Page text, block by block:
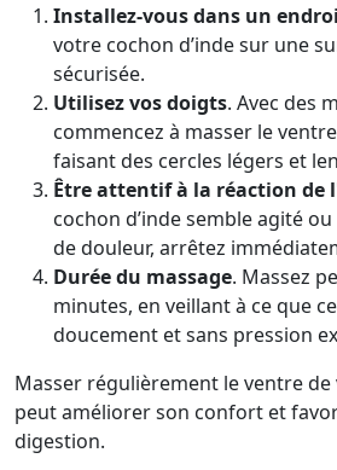
Installez-vous dans un
votre cochon d’inde sur une
sécurisée.
Utilisez vos doigts. Avec des
commencez à masser le
faisant des cercles légers et
Être attentif à la réaction de
cochon d’inde semble agité
de douleur, arrêtez
Durée du massage. Massez
minutes, en veillant à ce que
doucement et sans pression
Masser régulièrement le ventre de
peut améliorer son confort et
digestion.